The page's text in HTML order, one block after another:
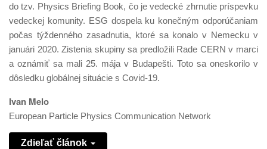
do tzv. Physics Briefing Book, čo je vedecké zhrnutie príspevku
vedeckej komunity. ESG dospela ku konečným odporúčaniam
počas týždenného zasadnutia, ktoré sa konalo v Nemecku v
januári 2020. Zistenia skupiny sa predložili Rade CERN v marci
a oznámiť sa mali 25. mája v Budapešti. Toto sa oneskorilo v
dôsledku globálnej situácie s Covid-19.
Ivan Melo
European Particle Physics Communication Network
Zdieľať článok